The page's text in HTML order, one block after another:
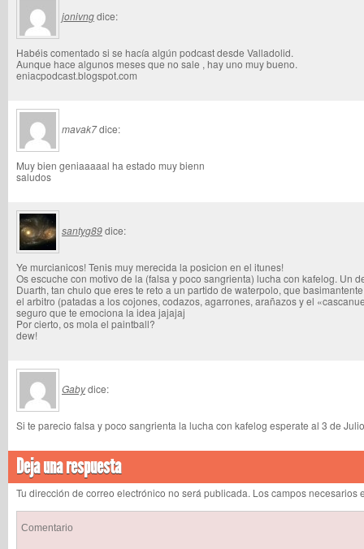
jonivngdice:
Habéis comentado si se hacía algún podcast desde Valladolid.
Aunque hace algunos meses que no sale , hay uno muy bueno.
eniacpodcast.blogspot.com
mavak7dice:
Muy bien geniaaaaal ha estado muy bienn
saludos
santyg89dice:
Ye murcianicos! Tenis muy merecida la posicion en el itunes!
Os escuche con motivo de la (falsa y poco sangrienta) lucha con kafelog. Un
Duarth, tan chulo que eres te reto a un partido de waterpolo, que
el arbitro (patadas a los cojones, codazos, agarrones, arañazos y el
seguro que te emociona la idea jajajaj
Por cierto, os mola el paintball?
dew!
Gabydice:
Si te parecio falsa y poco sangrienta la lucha con kafelog esperate al 3 de
Deja una respuesta
Tu dirección de correo electrónico no será publicada. Los campos necesarios